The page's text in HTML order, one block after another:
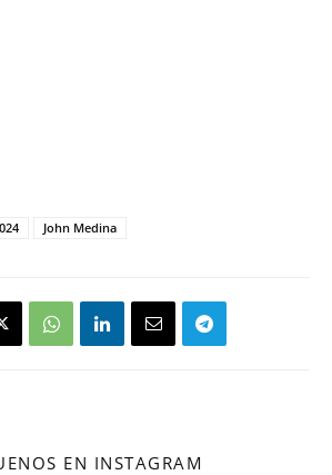
John Medina
EN INSTAGRAM